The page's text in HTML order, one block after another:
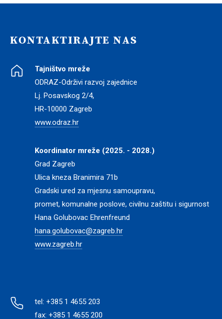
KONTAKTIRAJTE NAS
Tajništvo mreže
ODRAZ-Održivi razvoj zajednice
Lj. Posavskog 2/4,
HR-10000 Zagreb
www.odraz.hr
Koordinator mreže (2025. - 2028.)
Grad Zagreb
Ulica kneza Branimira 71b
Gradski ured za mjesnu samoupravu,
promet, komunalne poslove, civilnu zaštitu i sigurnost
Hana Golubovac Ehrenfreund
hana.golubovac@zagreb.hr
www.zagreb.hr
tel: +385 1 4655 203
fax: +385 1 4655 200